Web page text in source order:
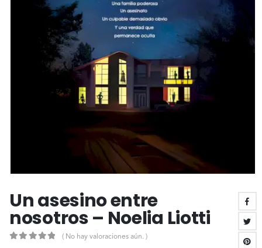
Un asesino entre
nosotros – Noelia Liotti
( No hay valoraciones aún. )